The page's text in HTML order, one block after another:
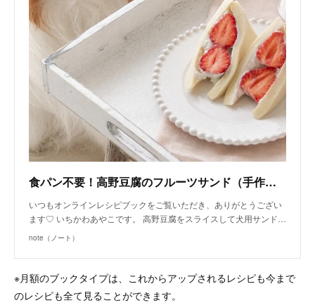
食パン不要！高野豆腐のフルーツサンド（手作り犬おやつレシピ）｜いちかわあやこ（犬ごはん先生）｜note
いつもオンラインレシピブックをご覧いただき、ありがとうござい
ます♡ いちかわあやこです。 高野豆腐をスライスして犬用サンド…
note（ノート）
※月額のブックタイプは、これからアップされるレシピも今まで
のレシピも全て見ることができます。